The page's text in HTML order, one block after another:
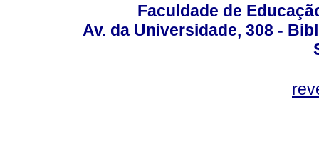
Faculdade de
Av. da Universidade, 308 -